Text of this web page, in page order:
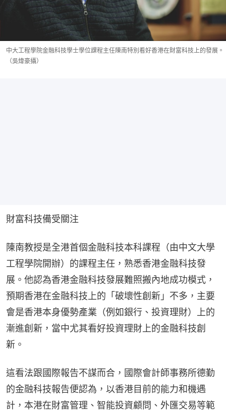
中大工程學院金融科技學士學位課程主任陳南特別看好香港在財富科技上的發展。
（吳煒豪攝）
財富科技備受關注
陳南教授是全港首個金融科技本科課程（由中文大學
工程學院開辦）的課程主任，熟悉香港金融科技發
展。他認為香港金融科技發展難照搬內地成功模式，
預期香港在金融科技上的「破壞性創新」不多，主要
會是香港本身優勢產業（例如銀行、投資理財）上的
漸進創新，當中尤其看好投資理財上的金融科技創
新。
這看法跟國際報告不謀而合，國際會計師事務所德勤
的金融科技報告便認為，以香港目前的能力和機遇
計，本港在財富管理、智能投資顧問、外匯交易等範